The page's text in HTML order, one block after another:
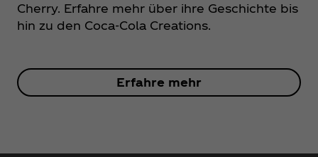
Cherry. Erfahre mehr über ihre Geschichte bis
hin zu den Coca‑Cola Creations.
Erfahre mehr